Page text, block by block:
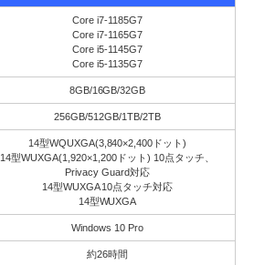
Core i7-1185G7
Core i7-1165G7
Core i5-1145G7
Core i5-1135G7
8GB/16GB/32GB
256GB/512GB/1TB/2TB
14型WQUXGA(3,840×2,400ドット)
14型WUXGA(1,920×1,200ドット) 10点タッチ、
Privacy Guard対応
14型WUXGA 10点タッチ対応
14型WUXGA
Windows 10 Pro
約26時間